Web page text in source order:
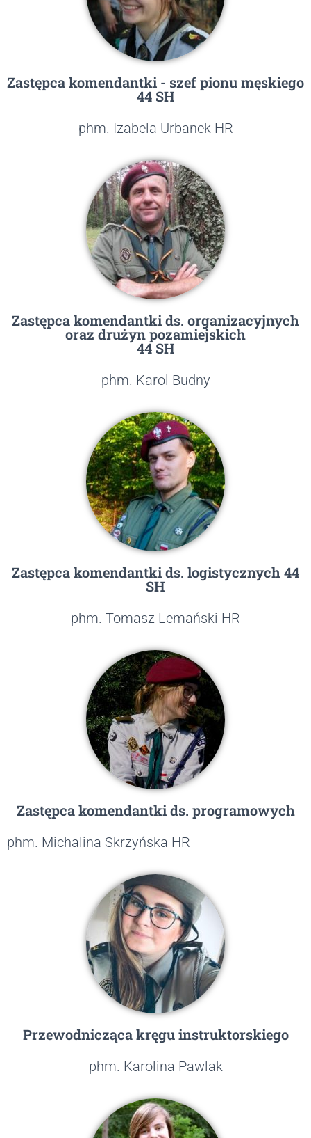
Zastępca komendantki - szef pionu męskiego
44 SH
phm. Izabela Urbanek HR
Zastępca komendantki ds. organizacyjnych
oraz drużyn pozamiejskich
44 SH
phm. Karol Budny
Zastępca komendantki ds. logistycznych 44
SH
phm. Tomasz Lemański HR
Zastępca komendantki ds. programowych
phm. Michalina Skrzyńska HR
Przewodnicząca kręgu instruktorskiego​
phm. Karolina Pawlak